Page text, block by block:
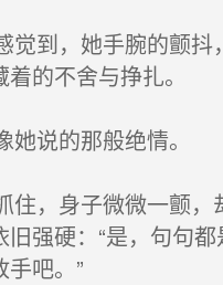
到，她手腕的颤抖
的不舍与挣扎。
说的那般绝情。
，身子微微一颤，
强硬：“是，句句
吧。”